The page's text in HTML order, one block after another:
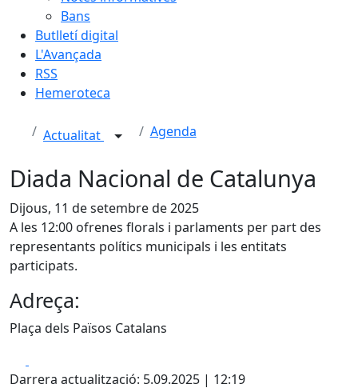
Bans
Butlletí digital
L'Avançada
RSS
Hemeroteca
Actualitat Agenda
Diada Nacional de Catalunya
Dijous, 11 de setembre de 2025
A les 12:00 ofrenes florals i parlaments per part des
representants polítics municipals i les entitats
participats.
Adreça:
Plaça dels Països Catalans
Darrera actualització: 5.09.2025 | 12:19